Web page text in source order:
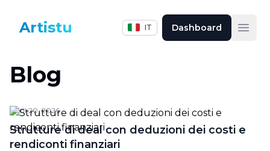
Artistu IT Dashboard
Apri
Blog
April 20, 2026
Strutture di deal con deduzioni dei costi e
rendiconti finanziari